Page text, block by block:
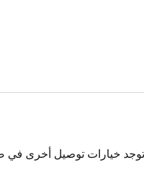
توجد خيارات توصيل أخرى في